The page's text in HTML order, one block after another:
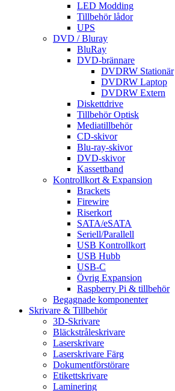
LED Modding
Tillbehör lådor
UPS
DVD / Bluray
BluRay
DVD-brännare
DVDRW Stationär
DVDRW Laptop
DVDRW Extern
Diskettdrive
Tillbehör Optisk
Mediatillbehör
CD-skivor
Blu-ray-skivor
DVD-skivor
Kassettband
Kontrollkort & Expansion
Brackets
Firewire
Riserkort
SATA/eSATA
Seriell/Parallell
USB Kontrollkort
USB Hubb
USB-C
Övrig Expansion
Raspberry Pi & tillbehör
Begagnade komponenter
Skrivare & Tillbehör
3D-Skrivare
Bläckstråleskrivare
Laserskrivare
Laserskrivare Färg
Dokumentförstörare
Etikettskrivare
Laminering